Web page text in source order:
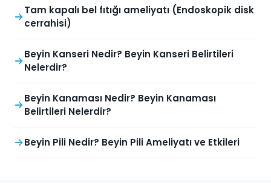
Tam kapalı bel fıtığı ameliyatı (Endoskopik disk
cerrahisi)
Beyin Kanseri Nedir? Beyin Kanseri Belirtileri
Nelerdir?
Beyin Kanaması Nedir? Beyin Kanaması
Belirtileri Nelerdir?
Beyin Pili Nedir? Beyin Pili Ameliyatı ve Etkileri